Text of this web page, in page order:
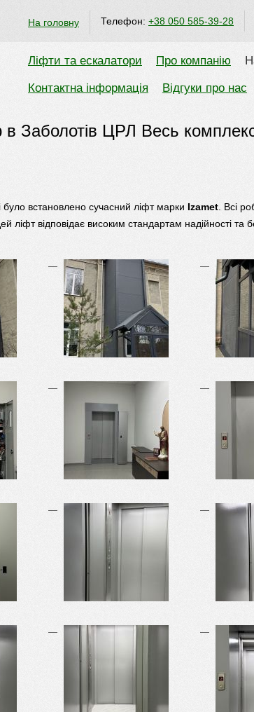
На головну Телефон: +38 050 585-39-28
Ліфти та ескалатори Про компанію
Контактна інформація Відгуки про нас
Заболотів ЦРЛ Весь
було встановлено сучасний ліфт марки Izamet . Всі
ліфт відповідає високим стандартам надійності та